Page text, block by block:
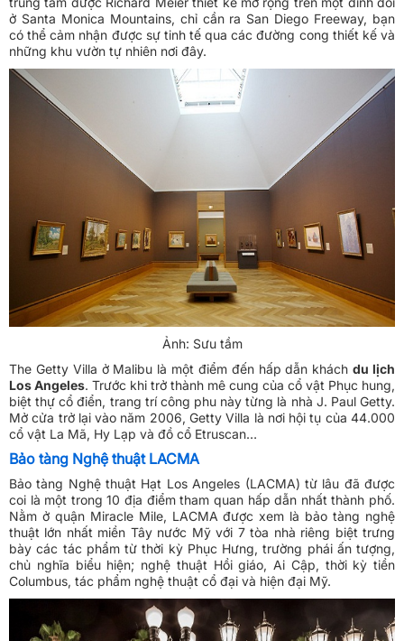
ở Santa Monica Mountains, chỉ cần ra San Diego Freeway, bạn
có thể cảm nhận được sự tinh tế qua các đường cong thiết kế và
những khu vườn tự nhiên nơi đây.
Ảnh: Sưu tầm
The Getty Villa ở Malibu là một điểm đến hấp dẫn kháchdu lịch
Los Angeles. Trước khi trở thành mê cung của cổ vật Phục hung,
biệt thự cổ điển, trang trí công phu này từng là nhà J. Paul Getty.
Mở cửa trở lại vào năm 2006, Getty Villa là nơi hội tụ của 44.000
cổ vật La Mã, Hy Lạp và đồ cổ Etruscan…
Bảo tàng Nghệ thuật LACMA
Bảo tàng Nghệ thuật Hạt Los Angeles (LACMA) từ lâu đã được
coi là một trong 10 địa điểm tham quan hấp dẫn nhất thành phố.
Nằm ở quận Miracle Mile, LACMA được xem là bảo tàng nghệ
thuật lớn nhất miền Tây nước Mỹ với 7 tòa nhà riêng biệt trưng
bày các tác phẩm từ thời kỳ Phục Hưng, trường phái ấn tượng,
chủ nghĩa biểu hiện; nghệ thuật Hồi giáo, Ai Cập, thời kỳ tiền
Columbus, tác phẩm nghệ thuật cổ đại và hiện đại Mỹ.